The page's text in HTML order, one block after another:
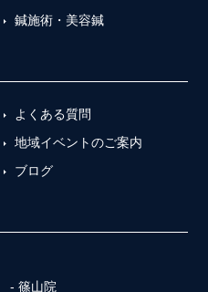
鍼施術・美容鍼
よくある質問
地域イベントのご案内
ブログ
篠山院